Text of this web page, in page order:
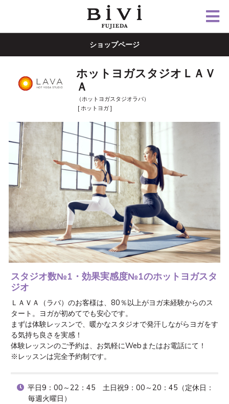
ショップページ
ホットヨガスタジオＬＡＶ
Ａ
（ホットヨガスタジオラバ）
[ ホットヨガ ]
スタジオ数№1・効果実感度№1のホットヨガスタ
ジオ
ＬＡＶＡ（ラバ）のお客様は、80％以上がヨガ未経験からのス
タート。ヨガが初めてでも安心です。
まずは体験レッスンで、暖かなスタジオで発汗しながらヨガをす
る気持ち良さを実感！
体験レッスンのご予約は、お気軽にWebまたはお電話にて！
※レッスンは完全予約制です。
平日9：00～22：45　土日祝9：00～20：45（定休日：
毎週火曜日）